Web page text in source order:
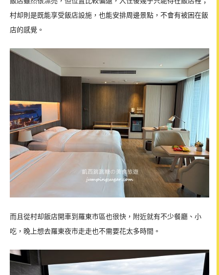
村却則是既能享受飯店設施，也能安排周邊景點，不會有被困在飯
店的感覺。
而且從村却飯店開車到羅東市區也很快，附近就有不少餐廳、小
吃，晚上想去羅東夜市走走也不需要花太多時間。